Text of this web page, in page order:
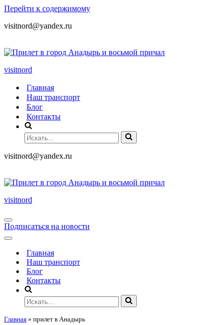
Перейти к содержимому
visitnord@yandex.ru
visitnord
Главная
Наш транспорт
Блог
Контакты
visitnord@yandex.ru
visitnord
Подписаться на новости
Главная
Наш транспорт
Блог
Контакты
Главная » прилет в Анадырь